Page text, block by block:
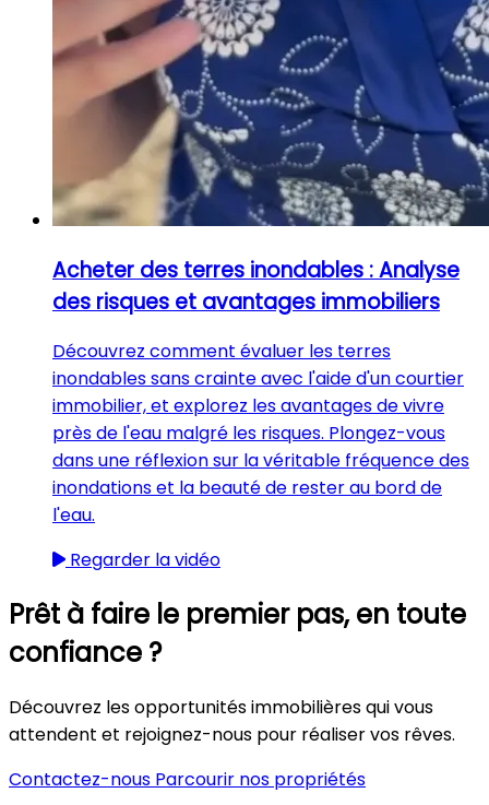
Acheter des terres inondables : Analyse
des risques et avantages immobiliers
Découvrez comment évaluer les terres
inondables sans crainte avec l'aide d'un courtier
immobilier, et explorez les avantages de vivre
près de l'eau malgré les risques. Plongez-vous
dans une réflexion sur la véritable fréquence des
inondations et la beauté de rester au bord de
l'eau.
Regarder la vidéo
Prêt à faire le premier pas, en toute
confiance ?
Découvrez les opportunités immobilières qui vous
attendent et rejoignez-nous pour réaliser vos rêves.
Contactez-nous Parcourir nos propriétés